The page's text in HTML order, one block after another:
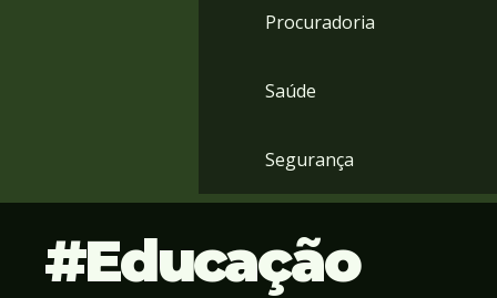
Procuradoria
Saúde
Segurança
Educação